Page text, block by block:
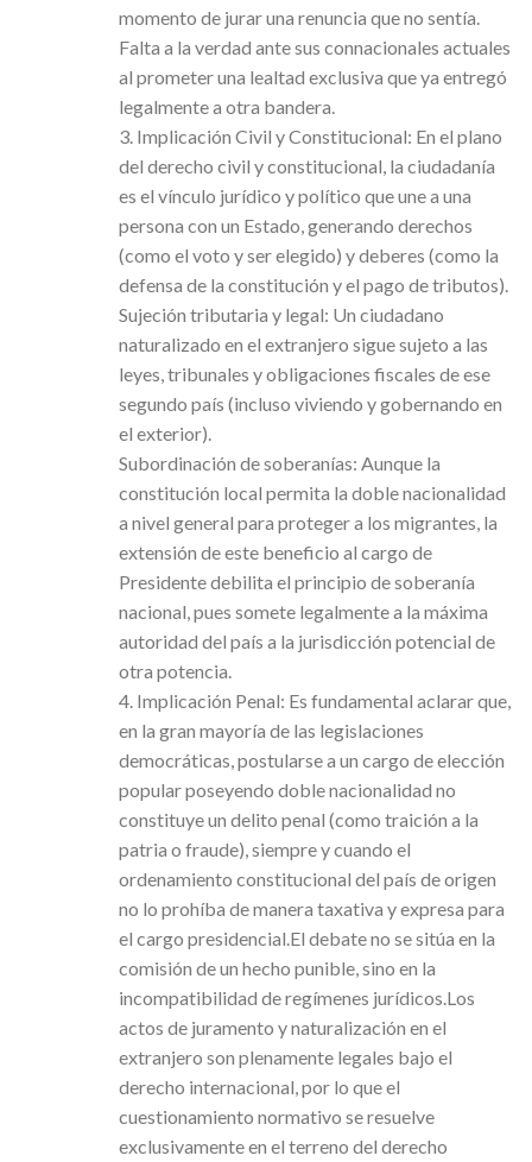
momento de jurar una renuncia que no sentía.
Falta a la verdad ante sus connacionales actuales
al prometer una lealtad exclusiva que ya entregó
legalmente a otra bandera.
3. Implicación Civil y Constitucional: En el plano
del derecho civil y constitucional, la ciudadanía
es el vínculo jurídico y político que une a una
persona con un Estado, generando derechos
(como el voto y ser elegido) y deberes (como la
defensa de la constitución y el pago de tributos).
Sujeción tributaria y legal: Un ciudadano
naturalizado en el extranjero sigue sujeto a las
leyes, tribunales y obligaciones fiscales de ese
segundo país (incluso viviendo y gobernando en
el exterior).
Subordinación de soberanías: Aunque la
constitución local permita la doble nacionalidad
a nivel general para proteger a los migrantes, la
extensión de este beneficio al cargo de
Presidente debilita el principio de soberanía
nacional, pues somete legalmente a la máxima
autoridad del país a la jurisdicción potencial de
otra potencia.
4. Implicación Penal: Es fundamental aclarar que,
en la gran mayoría de las legislaciones
democráticas, postularse a un cargo de elección
popular poseyendo doble nacionalidad no
constituye un delito penal (como traición a la
patria o fraude), siempre y cuando el
ordenamiento constitucional del país de origen
no lo prohíba de manera taxativa y expresa para
el cargo presidencial.El debate no se sitúa en la
comisión de un hecho punible, sino en la
incompatibilidad de regímenes jurídicos.Los
actos de juramento y naturalización en el
extranjero son plenamente legales bajo el
derecho internacional, por lo que el
cuestionamiento normativo se resuelve
exclusivamente en el terreno del derecho